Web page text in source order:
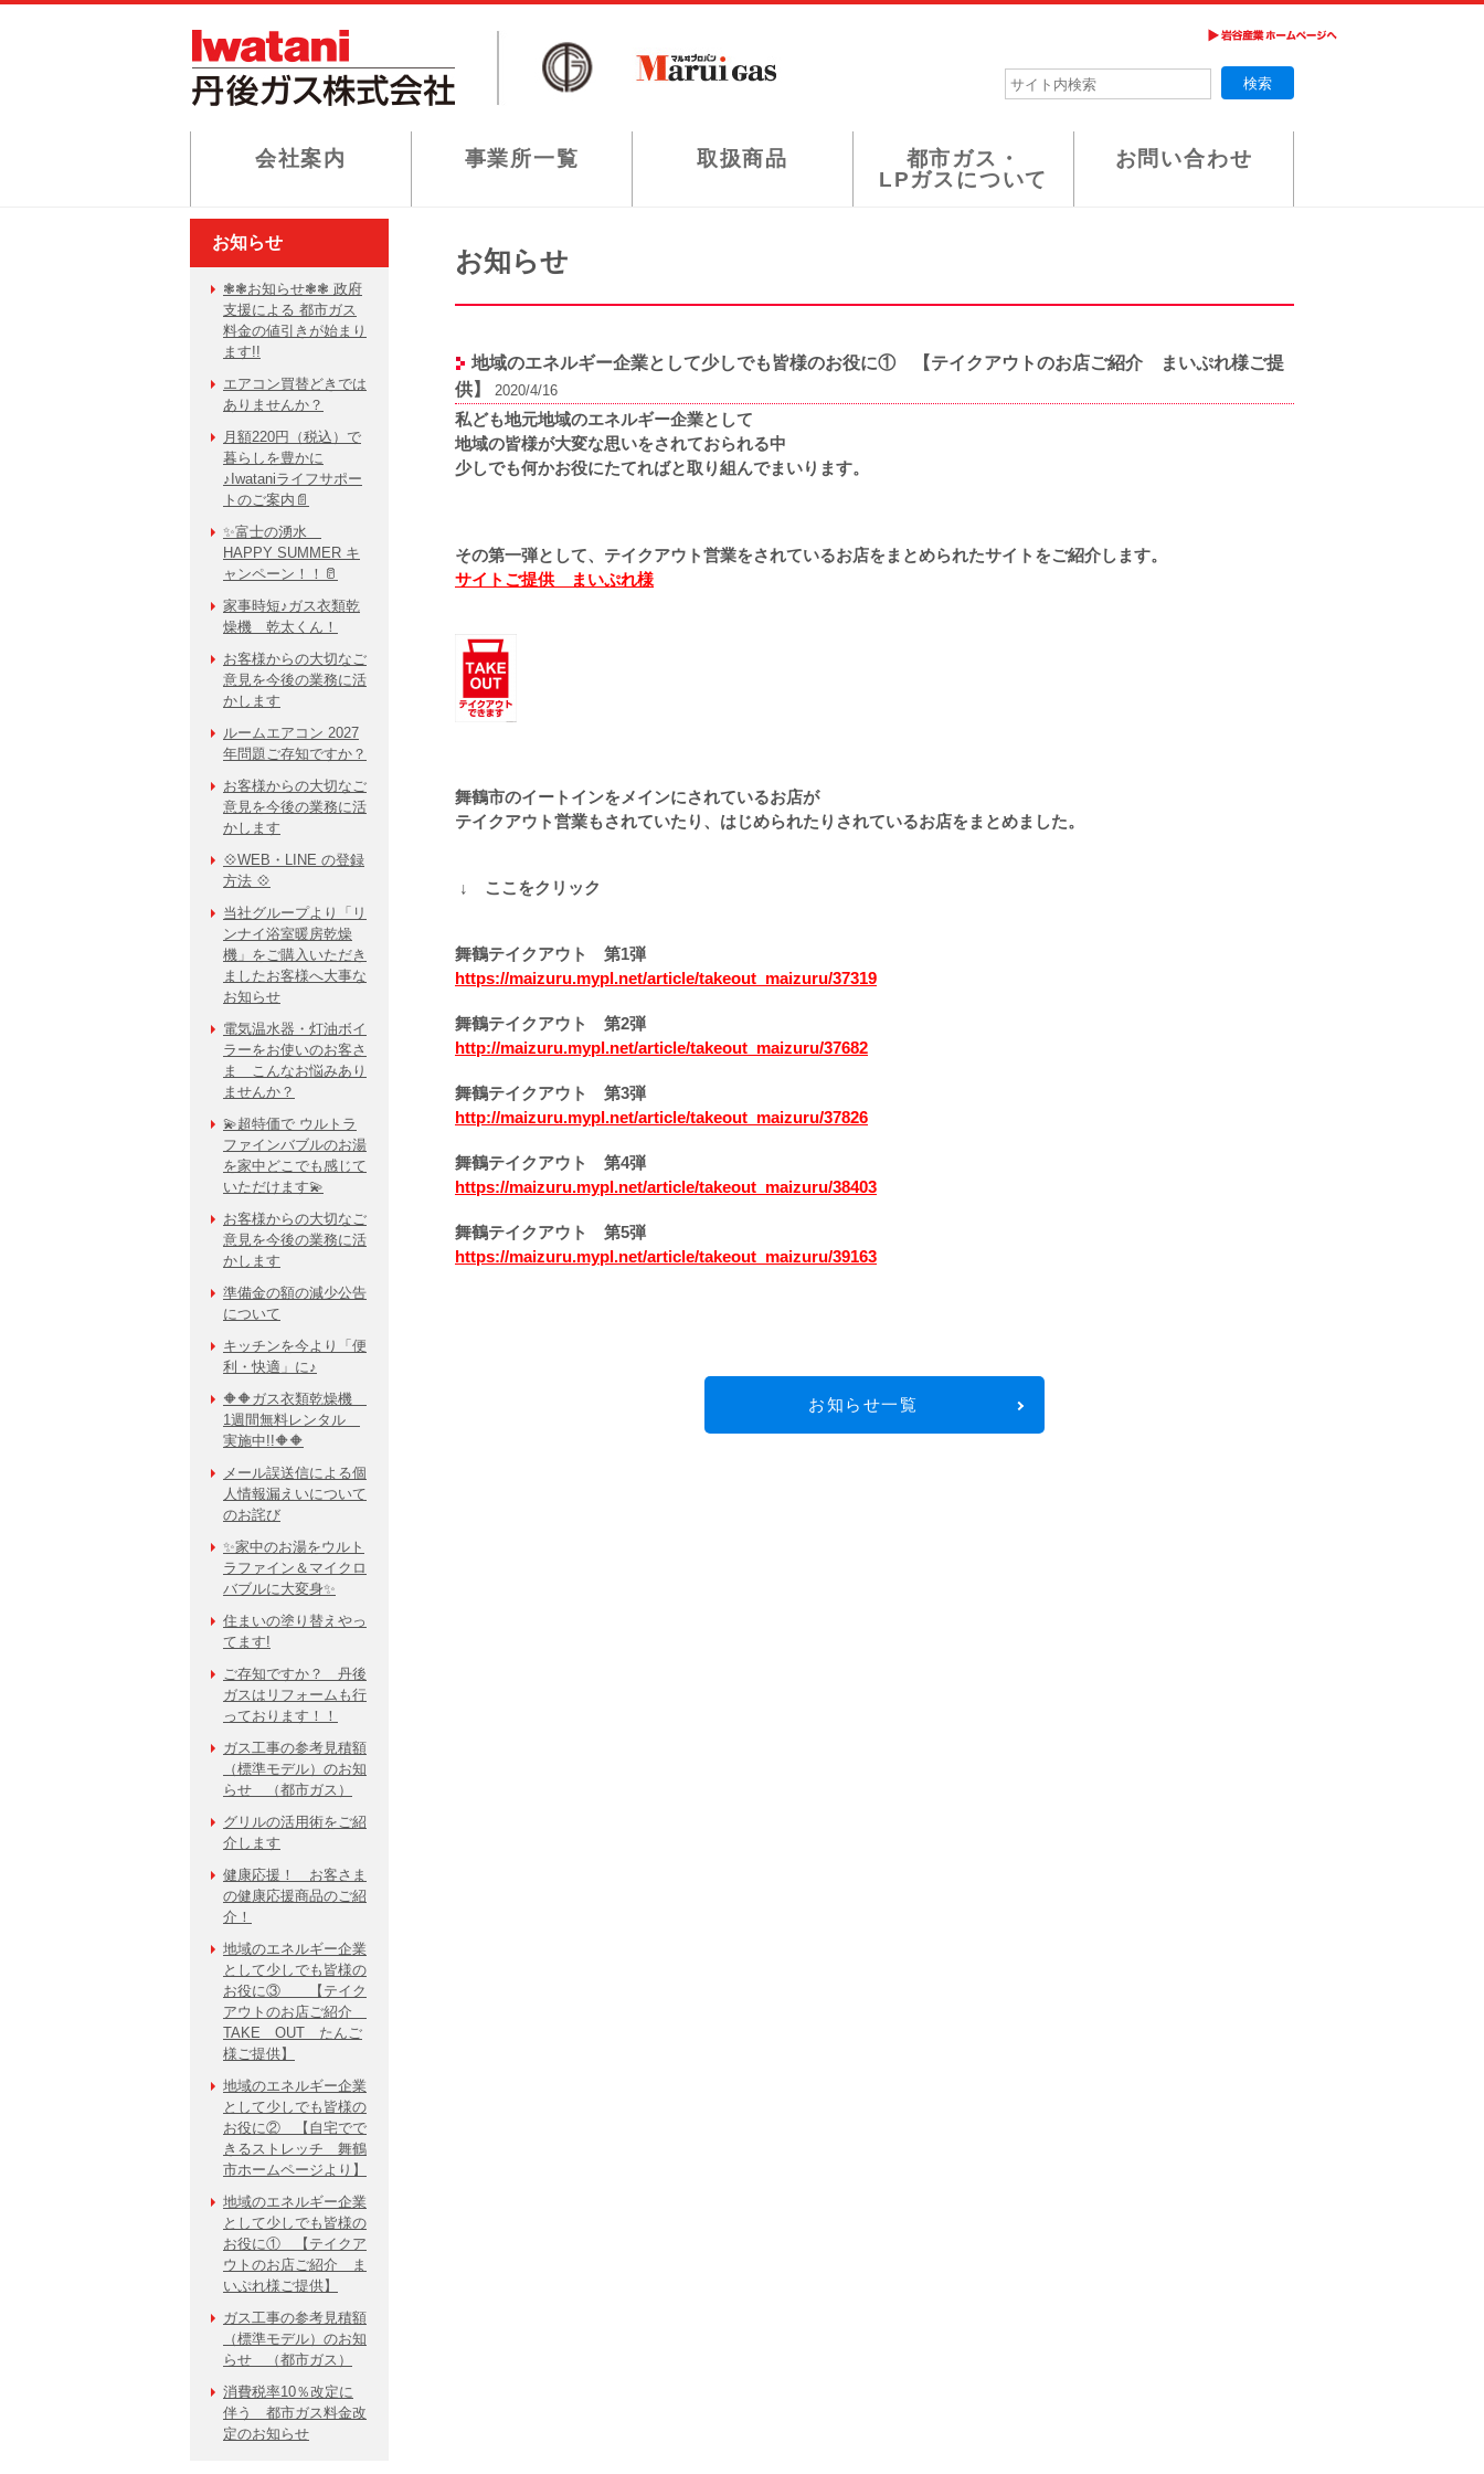
会社案内 事業所一覧 取扱商品
都市ガス・
LPガスについて
お問い合わせ
お知らせ
❃❃お知らせ❃❃ 政府
支援による 都市ガス
料金の値引きが始まり
ます!!
エアコン買替どきでは
ありませんか？
月額220円（税込）で
暮らしを豊かに
♪Iwataniライフサポー
トのご案内📄
✨富士の湧水
HAPPY SUMMER キ
ャンペーン！！🥛
家事時短♪ガス衣類乾
燥機 乾太くん！
お客様からの大切なご
意見を今後の業務に活
かします
ルームエアコン 2027
年問題ご存知ですか？
お客様からの大切なご
意見を今後の業務に活
かします
💠WEB・LINE の登録
方法 💠
当社グループより「リ
ンナイ浴室暖房乾燥
機」をご購入いただき
ましたお客様へ大事な
お知らせ
電気温水器・灯油ボイ
ラーをお使いのお客さ
ま こんなお悩みあり
ませんか？
💫超特価で ウルトラ
ファインバブルのお湯
を家中どこでも感じて
いただけます💫
お客様からの大切なご
意見を今後の業務に活
かします
準備金の額の減少公告
について
キッチンを今より「便
利・快適」に♪
🔶🔶ガス衣類乾燥機
1週間無料レンタル
実施中!!🔶🔶
メール誤送信による個
人情報漏えいについて
のお詫び
✨家中のお湯をウルト
ラファイン＆マイクロ
バブルに大変身✨
住まいの塗り替えやっ
てます!
ご存知ですか？ 丹後
ガスはリフォームも行
っております！！
ガス工事の参考見積額
（標準モデル）のお知
らせ （都市ガス）
グリルの活用術をご紹
介します
健康応援！ お客さま
の健康応援商品のご紹
介！
地域のエネルギー企業
として少しでも皆様の
お役に③ 【テイク
アウトのお店ご紹介
TAKE OUT たんご
様ご提供】
地域のエネルギー企業
として少しでも皆様の
お役に② 【自宅でで
きるストレッチ 舞鶴
市ホームページより】
地域のエネルギー企業
として少しでも皆様の
お役に① 【テイクア
ウトのお店ご紹介 ま
いぷれ様ご提供】
ガス工事の参考見積額
（標準モデル）のお知
らせ （都市ガス）
消費税率10％改定に
伴う 都市ガス料金改
定のお知らせ
お知らせ
地域のエネルギー企業として少しでも皆様のお役に① 【テイクアウトのお店ご紹介 まいぷれ様ご提
供】
2020/4/16
私ども地元地域のエネルギー企業として
地域の皆様が大変な思いをされておられる中
少しでも何かお役にたてればと取り組んでまいります。
その第一弾として、テイクアウト営業をされているお店をまとめられたサイトをご紹介します。
サイトご提供 まいぷれ様
舞鶴市のイートインをメインにされているお店が
テイクアウト営業もされていたり、はじめられたりされているお店をまとめました。
↓ ここをクリック
舞鶴テイクアウト 第1弾
https://maizuru.mypl.net/article/takeout_maizuru/37319
舞鶴テイクアウト 第2弾
http://maizuru.mypl.net/article/takeout_maizuru/37682
舞鶴テイクアウト 第3弾
http://maizuru.mypl.net/article/takeout_maizuru/37826
舞鶴テイクアウト 第4弾
https://maizuru.mypl.net/article/takeout_maizuru/38403
舞鶴テイクアウト 第5弾
https://maizuru.mypl.net/article/takeout_maizuru/39163
お知らせ一覧